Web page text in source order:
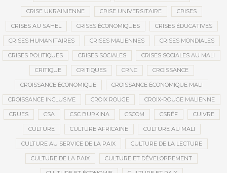
CRISE UKRAINIENNE CRISE UNIVERSITAIRE CRISES
CRISES AU SAHEL CRISES ÉCONOMIQUES CRISES ÉDUCATIVES
CRISES HUMANITAIRES CRISES MALIENNES CRISES MONDIALES
CRISES POLITIQUES CRISES SOCIALES CRISES SOCIALES AU MALI
CRITIQUE CRITIQUES CRNC CROISSANCE
CROISSANCE ÉCONOMIQUE CROISSANCE ÉCONOMIQUE MALI
CROISSANCE INCLUSIVE CROIX ROUGE CROIX-ROUGE MALIENNE
CRUES CSA CSC BURKINA CSCOM CSRÉF CUIVRE
CULTURE CULTURE AFRICAINE CULTURE AU MALI
CULTURE AU SERVICE DE LA PAIX CULTURE DE LA LECTURE
CULTURE DE LA PAIX CULTURE ET DÉVELOPPEMENT